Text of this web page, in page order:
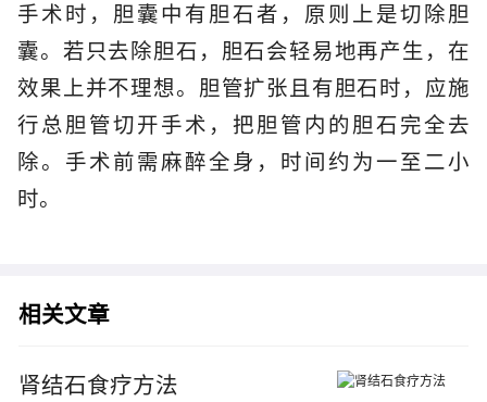
手术时，胆囊中有胆石者，原则上是切除胆
囊。若只去除胆石，胆石会轻易地再产生，在
效果上并不理想。胆管扩张且有胆石时，应施
行总胆管切开手术，把胆管内的胆石完全去
除。手术前需麻醉全身，时间约为一至二小
时。
相关文章
肾结石食疗方法